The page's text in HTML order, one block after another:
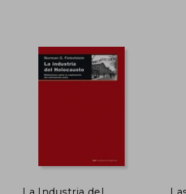
13,30 €